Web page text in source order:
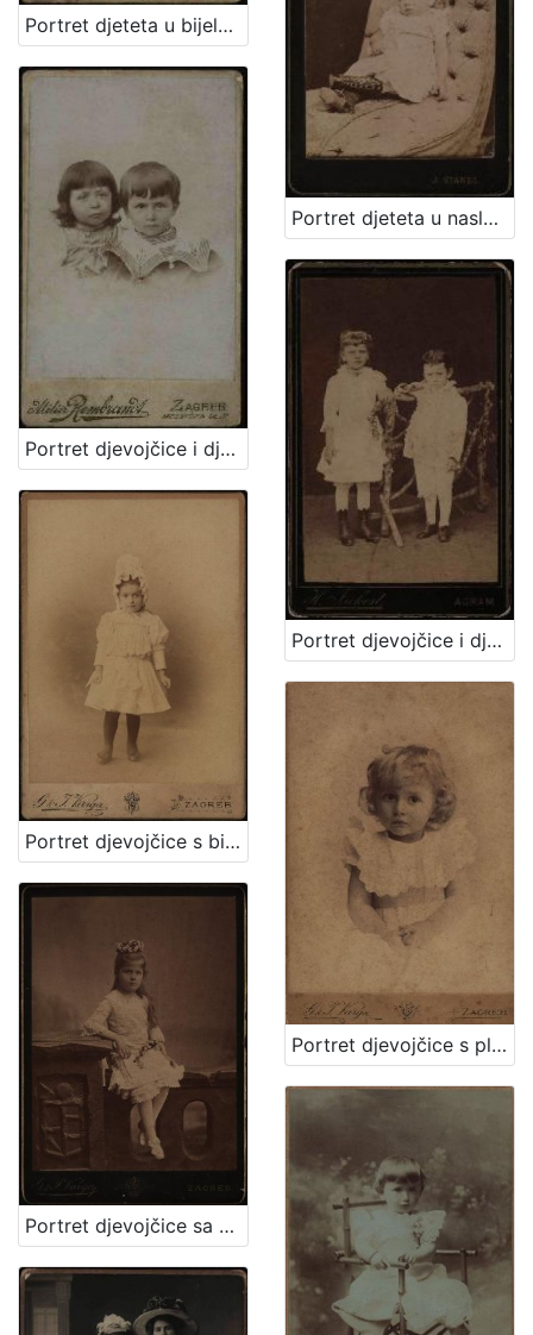
Portret djeteta u bijeloj haljinici i tamnim čizmicama / Artistički zavod Mosinger
Portret djeteta u naslonjaču / Ivan Standl
Portret djevojčice i dječaka / Atelier Rembrandt
Portret djevojčice i dječaka / Herrman Fickert
Portret djevojčice s bijelom kapom / G. & I.Varga
Portret djevojčice s plavim uvojcima / G.&I. Varga
Portret djevojčice sa cvjetnim vjenčićem / [Gjuro Varga] ; [izradio fotografski atelijer] G. & I. Varga